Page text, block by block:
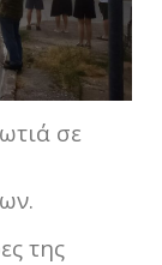
σε
της